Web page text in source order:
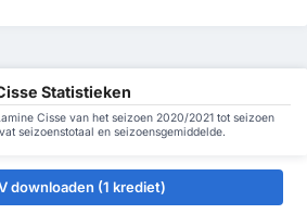
Statistieken
Cisse van het seizoen 2020/2021 tot seizoen
seizoenstotaal en seizoensgemiddelde.
downloaden (1 krediet)